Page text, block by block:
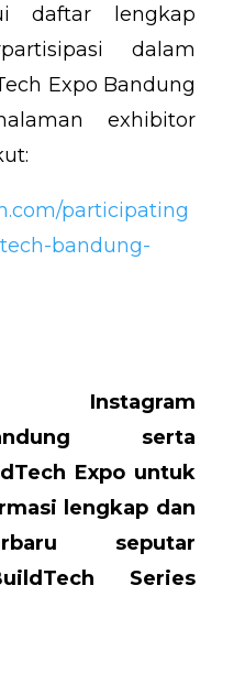
daftar lengkap
dalam
Expo Bandung
exhibitor
participating
bandung-
serta
Expo untuk
lengkap dan
seputar
Series